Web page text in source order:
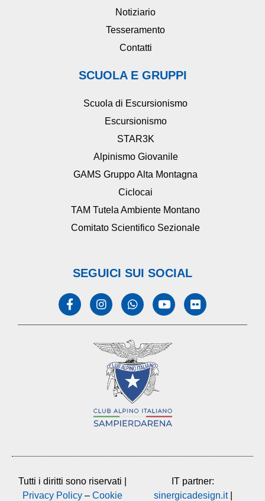
Notiziario
Tesseramento
Contatti
SCUOLA E GRUPPI
Scuola di Escursionismo
Escursionismo
STAR3K
Alpinismo Giovanile
GAMS Gruppo Alta Montagna
Ciclocai
TAM Tutela Ambiente Montano
Comitato Scientifico Sezionale
SEGUICI SUI SOCIAL
Tutti i diritti sono riservati |
Privacy Policy– Cookie
IT partner:
sinergicadesign.it|